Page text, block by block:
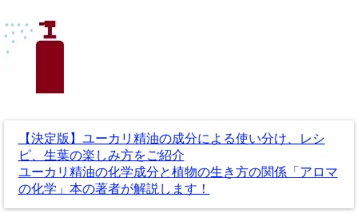
【決定版】ユーカリ精油の成分による使い分け、レシ
ピ、生葉の楽しみ方をご紹介
ユーカリ精油の化学成分と植物の生き方の関係「アロマ
の化学」本の著者が解説します！